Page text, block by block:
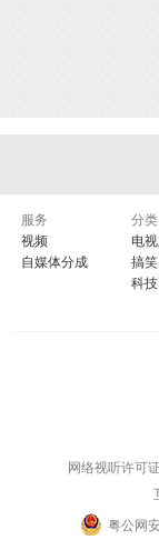
服务
视频
自媒体分成
分类
电
搞笑
科技
网络视听许可
粤公网